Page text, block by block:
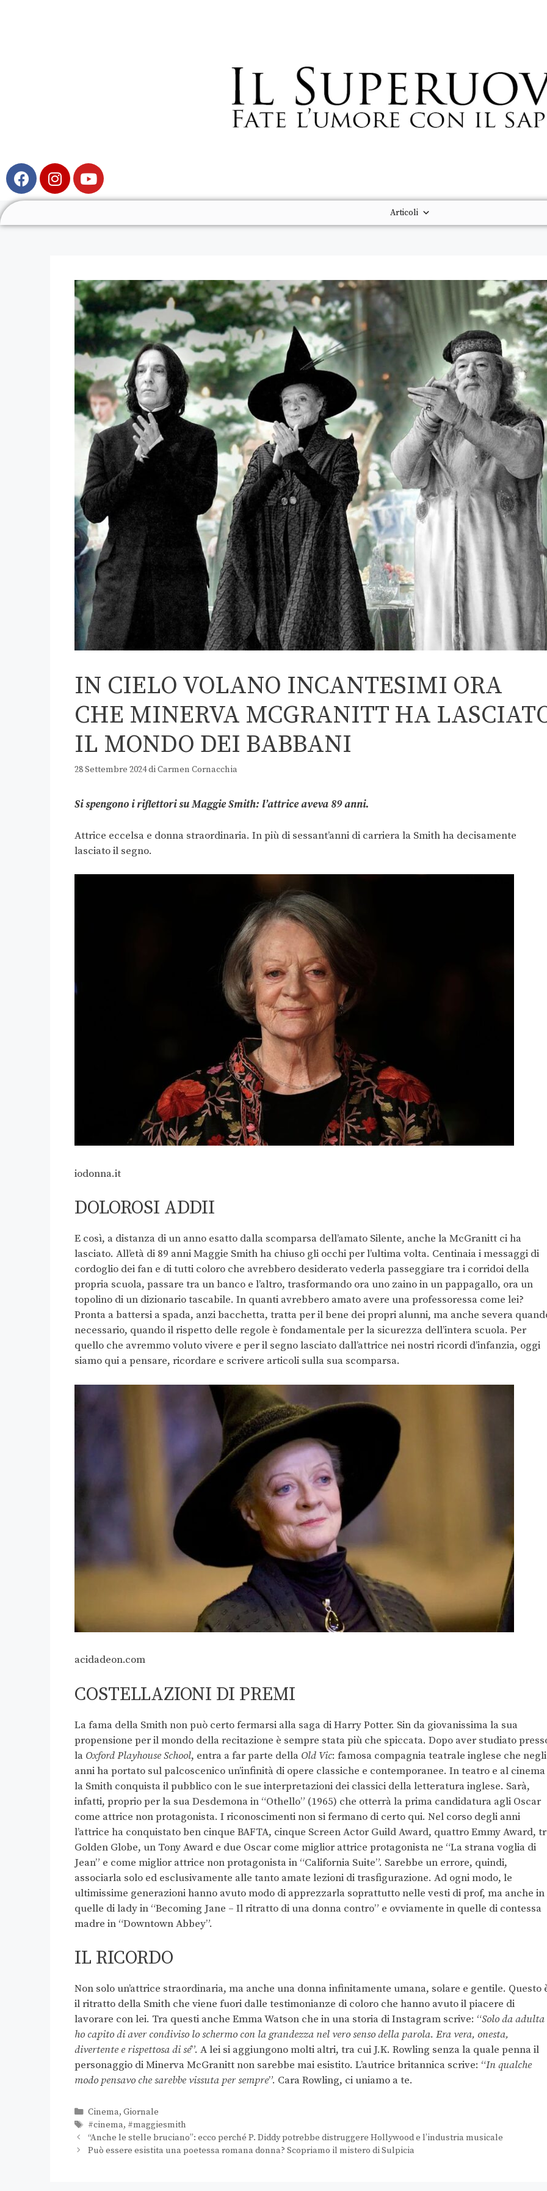
Articoli
IN CIELO VOLANO INCANTESIMI ORA
CHE MINERVA MCGRANITT HA
IL MONDO DEI BABBANI
28 Settembre 2024diCarmen Cornacchia
Si spengono i riflettori su Maggie Smith: l’attrice aveva 89 anni.
Attrice eccelsa e donna straordinaria. In più di sessant’anni di carriera la Smith ha decisamente
lasciato il segno.
iodonna.it
DOLOROSI ADDII
E così, a distanza di un anno esatto dalla scomparsa dell’amato Silente, anche la McGranitt ci ha
lasciato. All’età di 89 anni Maggie Smith ha chiuso gli occhi per l’ultima volta. Centinaia i messaggi di
cordoglio dei fan e di tutti coloro che avrebbero desiderato vederla passeggiare tra i corridoi della
propria scuola, passare tra un banco e l’altro, trasformando ora uno zaino in un pappagallo, ora un
topolino di un dizionario tascabile. In quanti avrebbero amato avere una professoressa come lei?
Pronta a battersi a spada, anzi bacchetta, tratta per il bene dei propri alunni, ma anche severa
necessario, quando il rispetto delle regole è fondamentale per la sicurezza dell’intera scuola. Per
quello che avremmo voluto vivere e per il segno lasciato dall’attrice nei nostri ricordi d’infanzia, oggi
siamo qui a pensare, ricordare e scrivere articoli sulla sua scomparsa.
acidadeon.com
COSTELLAZIONI DI PREMI
La fama della Smith non può certo fermarsi alla saga di Harry Potter. Sin da giovanissima la sua
propensione per il mondo della recitazione è sempre stata più che spiccata. Dopo aver studiato
la Oxford Playhouse School, entra a far parte della Old Vic: famosa compagnia teatrale inglese che negli
anni ha portato sul palcoscenico un’infinità di opere classiche e contemporanee. In teatro e al cinema
la Smith conquista il pubblico con le sue interpretazioni dei classici della letteratura inglese. Sarà,
infatti, proprio per la sua Desdemona in “Othello” (1965) che otterrà la prima candidatura agli Oscar
come attrice non protagonista. I riconoscimenti non si fermano di certo qui. Nel corso degli anni
l’attrice ha conquistato ben cinque BAFTA, cinque Screen Actor Guild Award, quattro Emmy Award,
Golden Globe, un Tony Award e due Oscar come miglior attrice protagonista ne “La strana voglia di
Jean” e come miglior attrice non protagonista in “California Suite”. Sarebbe un errore, quindi,
associarla solo ed esclusivamente alle tanto amate lezioni di trasfigurazione. Ad ogni modo, le
ultimissime generazioni hanno avuto modo di apprezzarla soprattutto nelle vesti di prof, ma anche in
quelle di lady in “Becoming Jane – Il ritratto di una donna contro” e ovviamente in quelle di contessa
madre in “Downtown Abbey”.
IL RICORDO
Non solo un’attrice straordinaria, ma anche una donna infinitamente umana, solare e gentile. Questo
il ritratto della Smith che viene fuori dalle testimonianze di coloro che hanno avuto il piacere di
lavorare con lei. Tra questi anche Emma Watson che in una storia di Instagram scrive: “Solo da adulta
ho capito di aver condiviso lo schermo con la grandezza nel vero senso della parola. Era vera, onesta,
divertente e rispettosa di sé”. A lei si aggiungono molti altri, tra cui J.K. Rowling senza la quale penna il
personaggio di Minerva McGranitt non sarebbe mai esistito. L’autrice britannica scrive: “In qualche
modo pensavo che sarebbe vissuta per sempre”. Cara Rowling, ci uniamo a te.
Cinema, Giornale
#cinema, #maggiesmith
“Anche le stelle bruciano”: ecco perché P. Diddy potrebbe distruggere Hollywood e l’industria musicale
Può essere esistita una poetessa romana donna? Scopriamo il mistero di Sulpicia